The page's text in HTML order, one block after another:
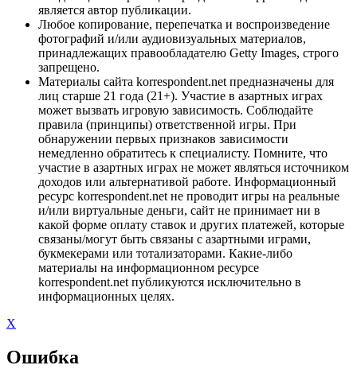
является автор публикации.
Любое копирование, перепечатка и воспроизведение
фотографий и/или аудиовизуальных материалов,
принадлежащих правообладателю Getty Images, строго
запрещено.
Материалы сайта korrespondent.net предназначены для
лиц старше 21 года (21+). Участие в азартных играх
может вызвать игровую зависимость. Соблюдайте
правила (принципы) ответственной игры. При
обнаружении первых признаков зависимости
немедленно обратитесь к специалисту. Помните, что
участие в азартных играх не может являться источником
доходов или альтернативой работе. Информационный
ресурс korrespondent.net не проводит игры на реальные
и/или виртуальные деньги, сайт не принимает ни в
какой форме оплату ставок и других платежей, которые
связаны/могут быть связаны с азартными играми,
букмекерами или тотализаторами. Какие-либо
материалы на информационном ресурсе
korrespondent.net публикуются исключительно в
информационных целях.
X
Ошибка